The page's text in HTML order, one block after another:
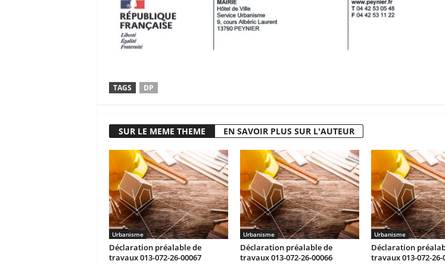
TAGS DP
SUR LE MEME THEME EN SAVOIR PLUS SUR L'AUTEUR
Urbanisme
Déclaration préalable de
travaux 013-072-26-00067
Urbanisme
Déclaration préalable de
travaux 013-072-26-00066
Urbanisme
Déclaration
travaux 013-072-26-